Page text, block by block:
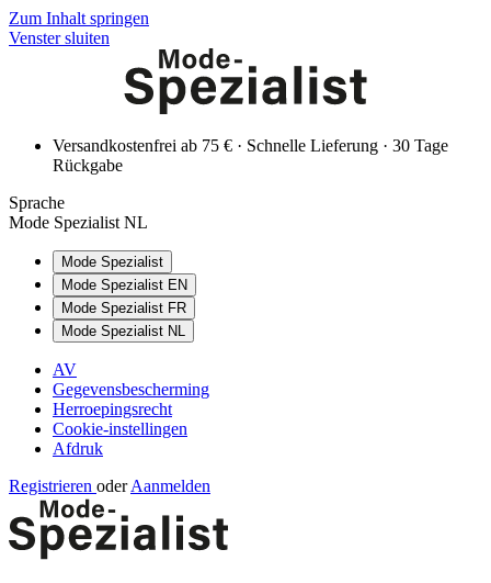
Zum Inhalt springen
Venster sluiten
Versandkostenfrei ab 75 € · Schnelle Lieferung · 30 Tage
Rückgabe
Sprache
Mode Spezialist NL
Mode Spezialist
Mode Spezialist EN
Mode Spezialist FR
Mode Spezialist NL
AV
Gegevensbescherming
Herroepingsrecht
Cookie-instellingen
Afdruk
Registrieren oder Aanmelden